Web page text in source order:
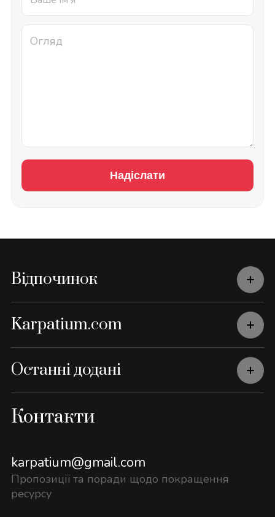
Надіслати
Відпочинок
Karpatium.com
Останні додані
Контакти
karpatium@gmail.com
Пропозиції та поради щодо покращення
ресурсу